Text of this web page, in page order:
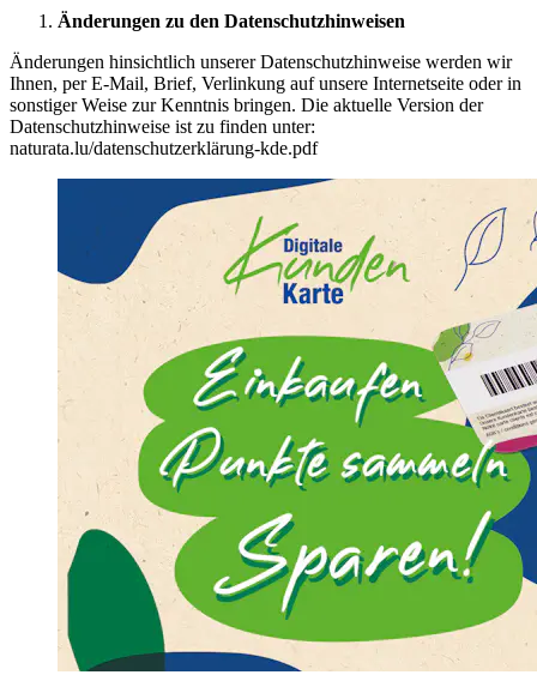
Änderungen zu den Datenschutzhinweisen
Änderungen hinsichtlich unserer Datenschutzhinweise werden wir
Ihnen, per E-Mail, Brief, Verlinkung auf unsere Internetseite oder in
sonstiger Weise zur Kenntnis bringen. Die aktuelle Version der
Datenschutzhinweise ist zu finden unter:
naturata.lu/datenschutzerklärung-kde.pdf